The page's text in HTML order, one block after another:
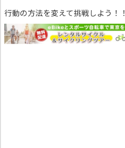
行動の方法を変えて挑戦しよう！！